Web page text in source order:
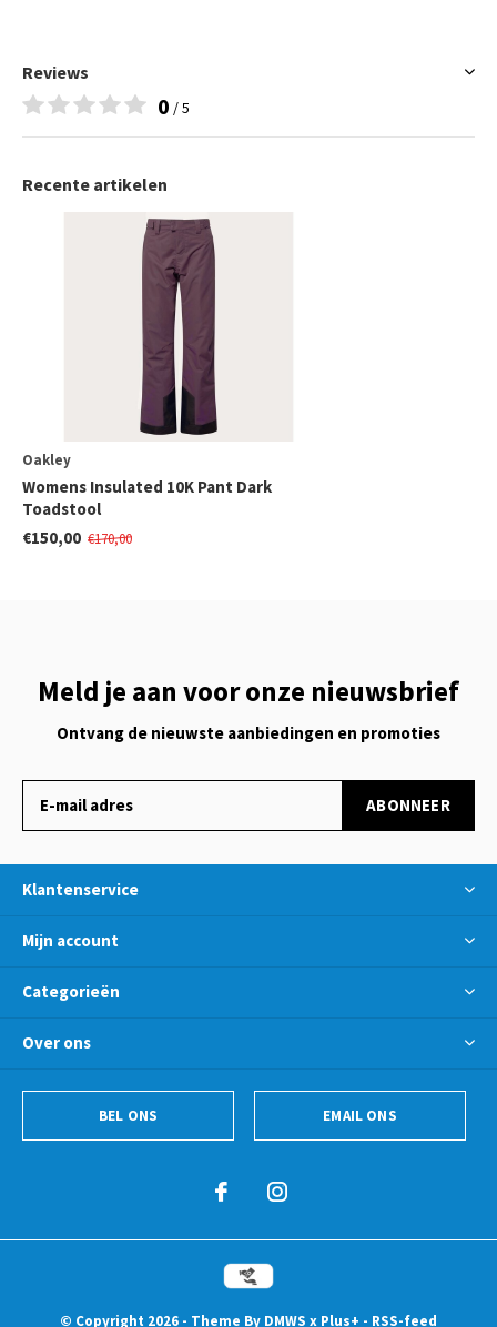
Reviews
0 / 5
Recente artikelen
Oakley
Womens Insulated 10K Pant Dark
Toadstool
€150,00 €170,00
Meld je aan voor onze nieuwsbrief
Ontvang de nieuwste aanbiedingen en promoties
ABONNEER
Klantenservice
Mijn account
Categorieën
Over ons
BEL ONS EMAIL ONS
© Copyright 2026 - Theme By DMWS x Plus+ - RSS-feed